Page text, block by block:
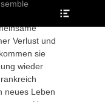
Verlust und
sie
wieder
neues Leben